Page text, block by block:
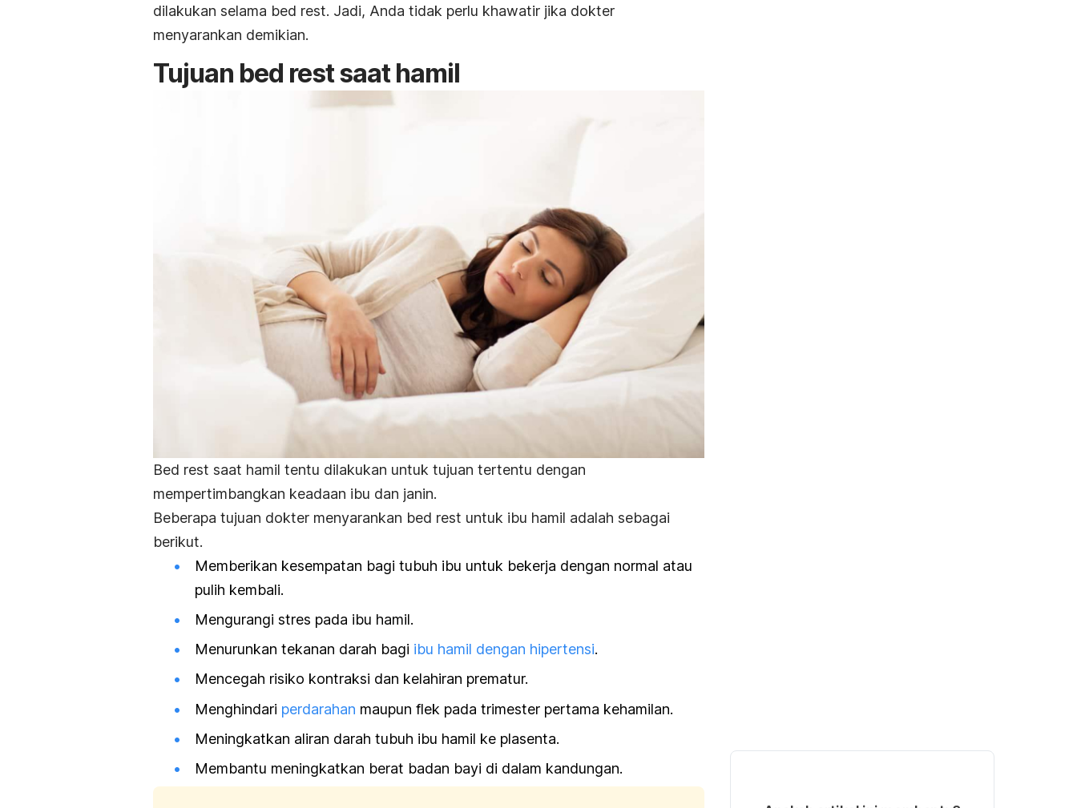
dilakukan selama bed rest. Jadi, Anda tidak perlu khawatir jika dokter
menyarankan demikian.
Tujuan bed restsaat hamil
Bed rest saat hamil tentu dilakukan untuk tujuan tertentu dengan
mempertimbangkan keadaan ibu dan janin.
Beberapa tujuan dokter menyarankan bed rest untuk ibu hamil adalah sebagai
berikut.
Memberikan kesempatan bagi tubuh ibu untuk bekerja dengan normal atau
pulih kembali.
Mengurangi stres pada ibu hamil.
Menurunkan tekanan darah bagi ibu hamil dengan hipertensi.
Mencegah risiko kontraksi dan kelahiran prematur.
Menghindari perdarahan maupun flek pada trimester pertama kehamilan.
Meningkatkan aliran darah tubuh ibu hamil ke plasenta.
Membantu meningkatkan berat badan bayi di dalam kandungan.